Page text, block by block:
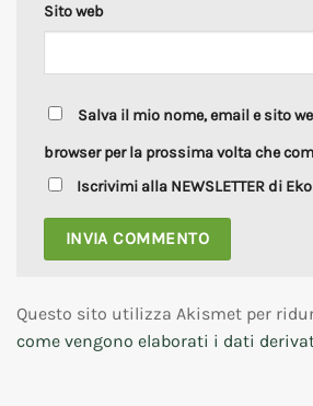
Sito web
Salva il mio nome, email e sito
browser per la prossima volta che
Iscrivimi alla NEWSLETTER di
Questo sito utilizza Akismet per
come vengono elaborati i dati